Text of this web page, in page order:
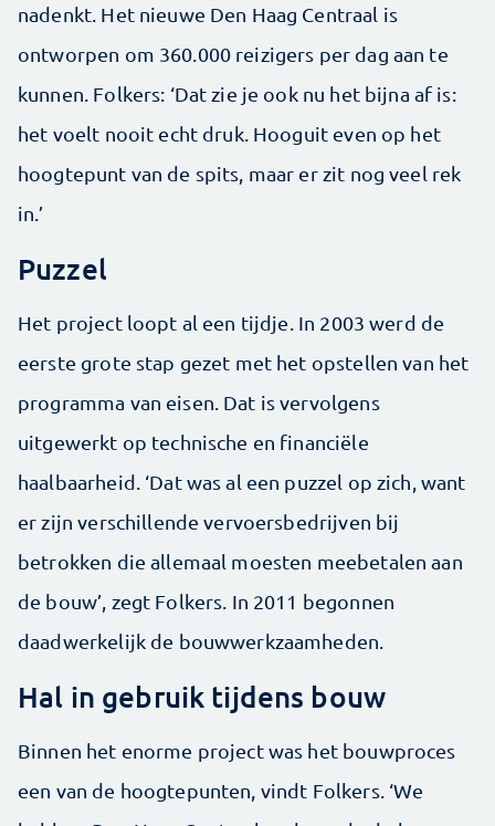
nadenkt. Het nieuwe Den Haag Centraal is
ontworpen om 360.000 reizigers per dag aan te
kunnen. Folkers: ‘Dat zie je ook nu het bijna af is:
het voelt nooit echt druk. Hooguit even op het
hoogtepunt van de spits, maar er zit nog veel rek
in.’
Puzzel
Het project loopt al een tijdje. In 2003 werd de
eerste grote stap gezet met het opstellen van het
programma van eisen. Dat is vervolgens
uitgewerkt op technische en financiële
haalbaarheid. ‘Dat was al een puzzel op zich, want
er zijn verschillende vervoersbedrijven bij
betrokken die allemaal moesten meebetalen aan
de bouw’, zegt Folkers. In 2011 begonnen
daadwerkelijk de bouwwerkzaamheden.
Hal in gebruik tijdens bouw
Binnen het enorme project was het bouwproces
een van de hoogtepunten, vindt Folkers. ‘We